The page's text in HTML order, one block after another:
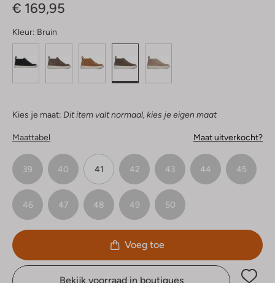
€ 169,95
Kleur: Bruin
Kies je maat: Dit item valt normaal, kies je eigen maat
Maattabel Maat uitverkocht?
39 40 41 42 43 44 45
46 47 48 49 50
Voeg toe
Bekijk voorraad in boutiques